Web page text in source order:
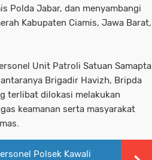
Polda Jabar, dan menyambangi
Kabupaten Ciamis, Jawa Barat,
Unit Patroli Satuan Samapta
Brigadir Havizh, Bripda
terlibat dilokasi melakukan
keamanan serta masyarakat
Polsek Kawali